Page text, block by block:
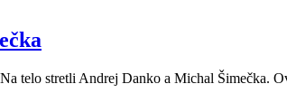
telo stretli Andrej Danko a Michal Šimečka.